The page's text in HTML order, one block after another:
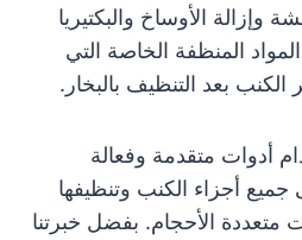
وإزالة الأوساخ والبكتيريا
المنظفة الخاصة التي
بعد التنظيف بالبخار.
أدوات متقدمة وفعالة
أجزاء الكنب وتنظيفها
الأحجام. بفضل خبرتنا